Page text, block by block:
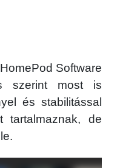
Software
szerint most is
és stabilitással
tartalmaznak, de